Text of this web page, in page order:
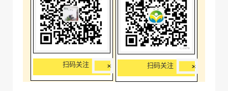
扫码关注 扫码关注